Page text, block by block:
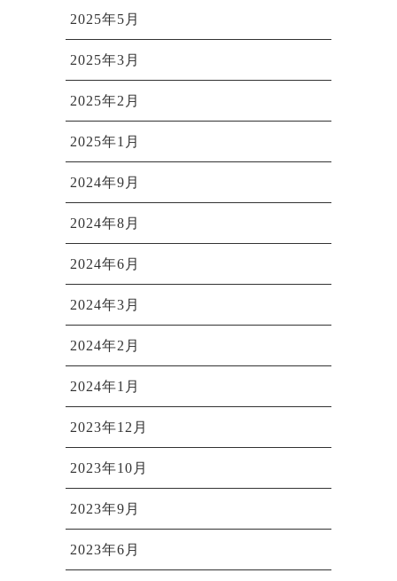
2025年5月
2025年3月
2025年2月
2025年1月
2024年9月
2024年8月
2024年6月
2024年3月
2024年2月
2024年1月
2023年12月
2023年10月
2023年9月
2023年6月